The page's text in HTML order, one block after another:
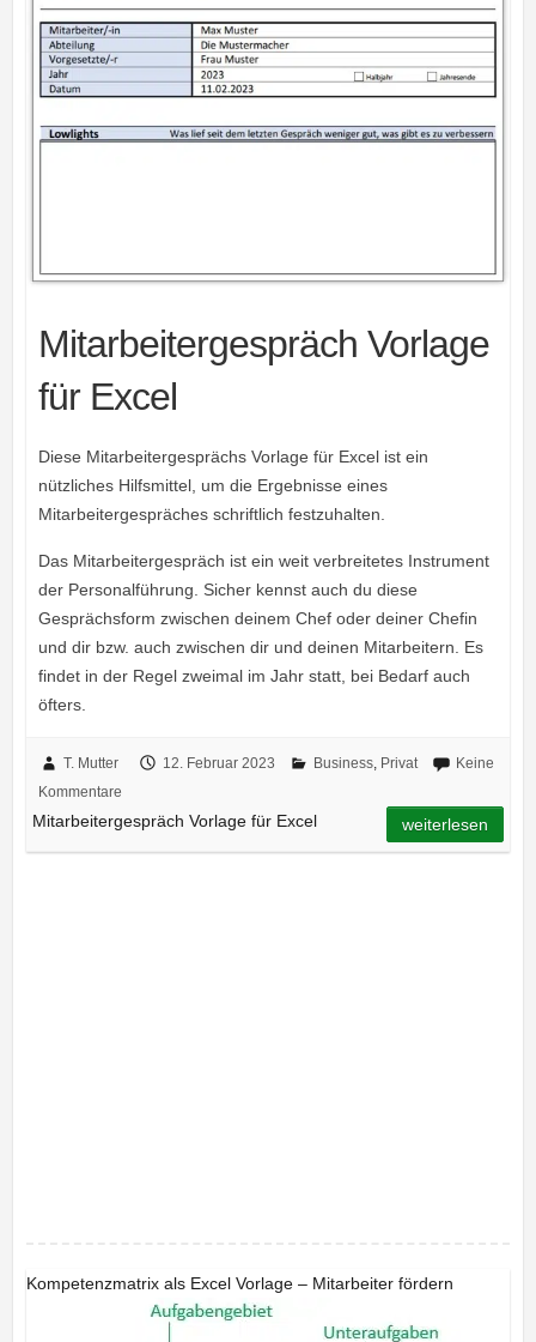
Mitarbeitergespräch Vorlage
für Excel
Diese Mitarbeitergesprächs Vorlage für Excel ist ein
nützliches Hilfsmittel, um die Ergebnisse eines
Mitarbeitergespräches schriftlich festzuhalten.
Das Mitarbeitergespräch ist ein weit verbreitetes Instrument
der Personalführung. Sicher kennst auch du diese
Gesprächsform zwischen deinem Chef oder deiner Chefin
und dir bzw. auch zwischen dir und deinen Mitarbeitern. Es
findet in der Regel zweimal im Jahr statt, bei Bedarf auch
öfters.
T. Mutter 12. Februar 2023 Business, Privat
Keine
Kommentare
Mitarbeitergespräch Vorlage für Excel weiterlesen
Kompetenzmatrix als Excel Vorlage – Mitarbeiter fördern